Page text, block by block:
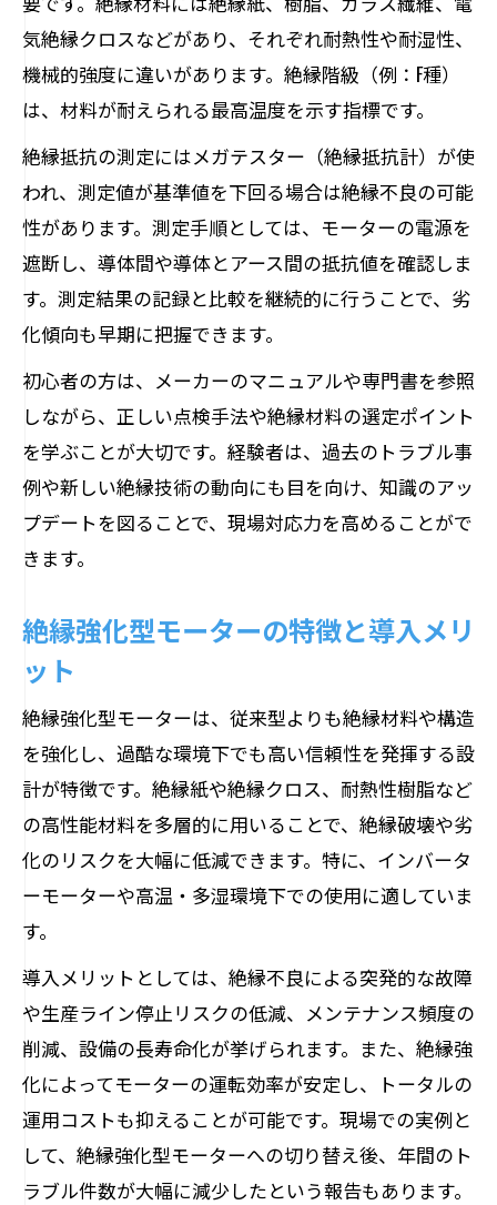
気絶縁クロスなどがあり、それぞれ耐熱性や耐湿性、
機械的強度に違いがあります。絶縁階級（例：F種）
は、材料が耐えられる最高温度を示す指標です。
絶縁抵抗の測定にはメガテスター（絶縁抵抗計）が使
われ、測定値が基準値を下回る場合は絶縁不良の可能
性があります。測定手順としては、モーターの電源を
遮断し、導体間や導体とアース間の抵抗値を確認しま
す。測定結果の記録と比較を継続的に行うことで、劣
化傾向も早期に把握できます。
初心者の方は、メーカーのマニュアルや専門書を参照
しながら、正しい点検手法や絶縁材料の選定ポイント
を学ぶことが大切です。経験者は、過去のトラブル事
例や新しい絶縁技術の動向にも目を向け、知識のアッ
プデートを図ることで、現場対応力を高めることがで
きます。
絶縁強化型モーターの特徴と導入メリ
ット
絶縁強化型モーターは、従来型よりも絶縁材料や構造
を強化し、過酷な環境下でも高い信頼性を発揮する設
計が特徴です。絶縁紙や絶縁クロス、耐熱性樹脂など
の高性能材料を多層的に用いることで、絶縁破壊や劣
化のリスクを大幅に低減できます。特に、インバータ
ーモーターや高温・多湿環境下での使用に適していま
す。
導入メリットとしては、絶縁不良による突発的な故障
や生産ライン停止リスクの低減、メンテナンス頻度の
削減、設備の長寿命化が挙げられます。また、絶縁強
化によってモーターの運転効率が安定し、トータルの
運用コストも抑えることが可能です。現場での実例と
して、絶縁強化型モーターへの切り替え後、年間のト
ラブル件数が大幅に減少したという報告もあります。